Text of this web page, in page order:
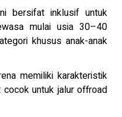
bersifat inklusif untuk
mulai usia 30–40
khusus anak-anak
memiliki karakteristik
untuk jalur offroad